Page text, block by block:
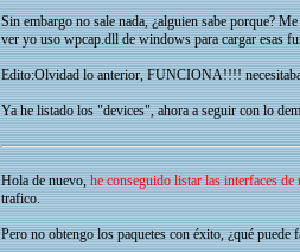
Sin embargo no sale nada, ¿alguien sabe porque?
ver yo uso wpcap.dll de windows para cargar esas
Edito:Olvidad lo anterior, FUNCIONA!!!!
Ya he listado los "devices", ahora a seguir con lo
Hola de nuevo,he conseguido listar las interfaces de
trafico.
Pero no obtengo los paquetes con éxito, ¿qué